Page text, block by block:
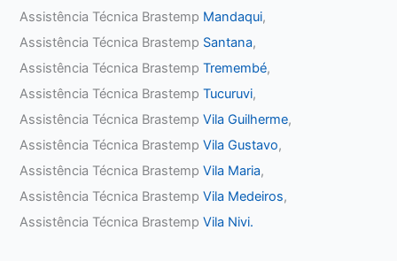
Assistência Técnica Brastemp Mandaqui,
Assistência Técnica Brastemp Santana,
Assistência Técnica BrastempTremembé,
Assistência Técnica BrastempTucuruvi,
Assistência Técnica BrastempVila Guilherme,
Assistência Técnica BrastempVila Gustavo,
Assistência Técnica BrastempVila Maria,
Assistência Técnica BrastempVila Medeiros,
Assistência Técnica BrastempVila Nivi.